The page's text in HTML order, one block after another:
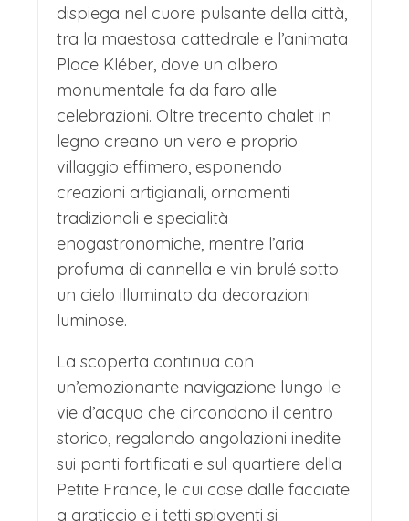
COLAZIONE IN HOTEL
Risveglio e ricca colazione in hotel.
RIQUEWHIR (VILLAGGIO DI "LA
BELLA E LA BESTIA") E I MERCATINI DI
NATALE
Spostamento in bus in direzione di
Riquewihr, affascinante villaggio
medievale alsaziano, che ha ispirato il
villaggio del film Disney "La Bella e la
Bestia" con le sue case a graticcio
sembrano uscite da una fiaba.
Durante il Natale, Riquewihr si
trasforma in un incantevole mercatino
natalizio, dove le sue vie storiche si
riempiono di bancarelle che offrono
dispiega nel cuore pulsante della città,
tra la maestosa cattedrale e l’animata
Place Kléber, dove un albero
monumentale fa da faro alle
celebrazioni. Oltre trecento chalet in
legno creano un vero e proprio
villaggio effimero, esponendo
creazioni artigianali, ornamenti
tradizionali e specialità
enogastronomiche, mentre l’aria
profuma di cannella e vin brulé sotto
un cielo illuminato da decorazioni
luminose.
La scoperta continua con
un’emozionante navigazione lungo le
vie d’acqua che circondano il centro
storico, regalando angolazioni inedite
sui ponti fortificati e sul quartiere della
Petite France, le cui case dalle facciate
a graticcio e i tetti spioventi si